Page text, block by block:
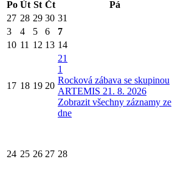
Po Út St Čt Pá
27 28 29 30 31
3
4 5 6 7
10 11 12 13 14
17 18 19 20
21
1
Rocková zábava se skupinou
ARTEMIS 21. 8. 2026
Zobrazit všechny záznamy ze
dne
24 25 26 27 28